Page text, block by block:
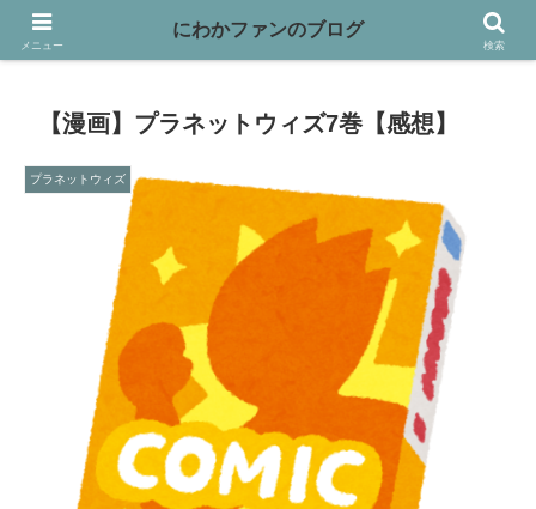
映画や本、バイクなど趣味を書き綴っています
【漫画】プラネットウィズ7巻【感想】
プラネットウィズ
メニュー
にわかファンのブログ
検索